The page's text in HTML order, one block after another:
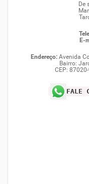
De
E-
Endereço: Avenida
Bairro:
CEP:
FALE